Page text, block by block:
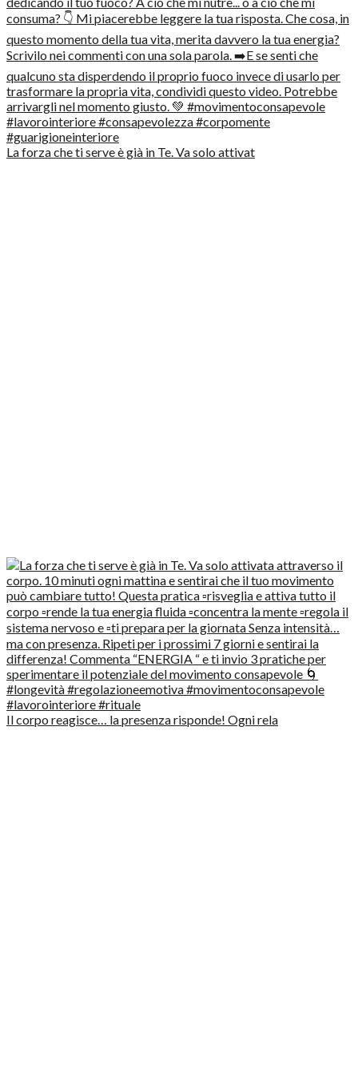
La forza che ti serve è già in Te. Va solo attivat
Il corpo reagisce… la presenza risponde! Ogni rela